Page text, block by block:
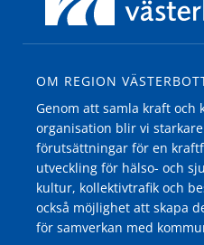
OM REGION
Genom att samla kraft och
organisation blir vi
förutsättningar för en
utveckling för hälso- och
kultur, kollektivtrafik och
också möjlighet att skapa
för samverkan med